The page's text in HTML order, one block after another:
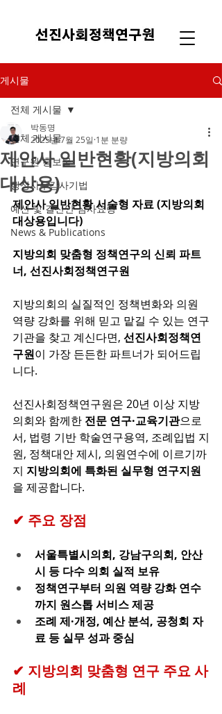
게시물
전체 게시물
연구원 홍보물
행정사무감사기법
예산 및 결산안 심사요령
News & Publications
전체 게시물
제안사 일반현황(지방의회
대상용)
박동명
2025년 7월 25일 1분 분량
제안사 일반현황 서술형 자료 (지방의회
대상용입니다)
지방의회 맞춤형 정책연구의 신뢰 파트
너, 선진사회정책연구원
지방의회의 실질적인 정책변화와 의원
역량 강화를 위해 믿고 맡길 수 있는 연구
기관을 찾고 계신다면, 선진사회정책연
구원이 가장 든든한 파트너가 되어드립
니다.
선진사회정책연구원은 20년 이상 지방
의회와 함께한 전문 연구·교육기관으로
서, 법령 기반 학술연구용역, 조례입법 지
원, 정책대안 제시, 의원연수에 이르기까
지 지방의회에 특화된 실무형 연구지원
을 제공합니다.
✔ 주요 장점
서울특별시의회, 강남구의회, 안산
시 등 다수 의회 실적 보유
정책연구부터 의원 역량 강화 연수
까지 원스톱 서비스 제공
조례 제·개정, 예산 분석, 공청회 자
료 등 실무 성과 중심
✔ 지방의회 맞춤형 연구 주요 사
례